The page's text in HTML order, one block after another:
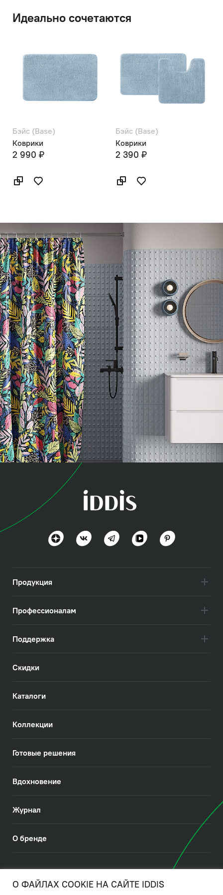
Идеально сочетаются
Бэйс (Base)
Коврики
2 990 ₽
Бэйс (Base)
Коврики
2 390 ₽
коллекция
Бэйс (Base)
Продукция
Профессионалам
Поддержка
Скидки
Каталоги
Коллекции
Готовые решения
Вдохновение
Журнал
О бренде
О ФАЙЛАХ COOKIE НА САЙТЕ IDDIS